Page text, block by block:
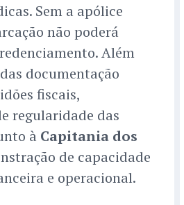
Sem a apólice
não poderá
Além
documentação
fiscais,
regularidade das
à Capitania dos
de capacidade
e operacional.